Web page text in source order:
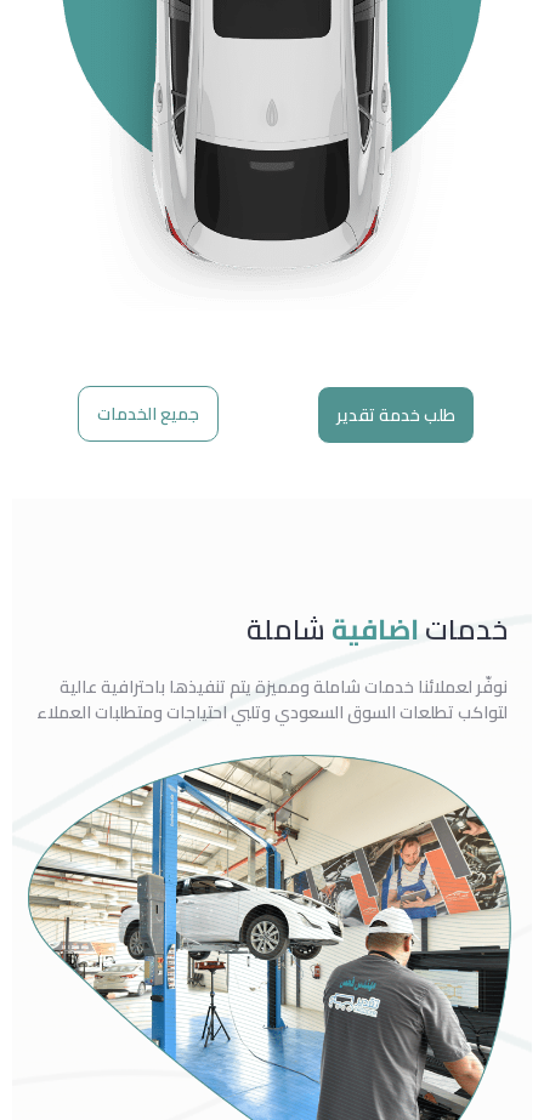
طلب خدمة تقدير جميع الخدمات
خدماتاضافيةشاملة
نوفّر لعملائنا خدمات شاملة ومميزة يتم تنفيذها باحترافية عالية
لتواكب تطلعات السوق السعودي وتلبي احتياجات ومتطلبات العملاء